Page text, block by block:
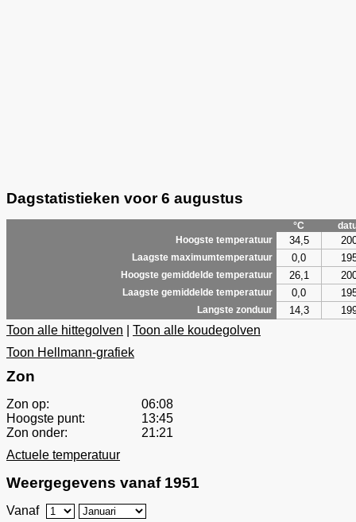
Dagstatistieken voor 6 augustus
°C
Hoogste temperatuur
34,5
Laagste maximumtemperatuur 0,0
Hoogste gemiddelde temperatuur 26,1
Laagste gemiddelde temperatuur 0,0
Langste zonduur 14,3
Toon alle hittegolven
Toon alle koudegolven
Toon Hellmann-grafiek
Zon
Zon op:
06:08
Hoogste punt:
13:45
Zon onder:
21:21
Actuele temperatuur
Weergegevens vanaf 1951
Vanaf